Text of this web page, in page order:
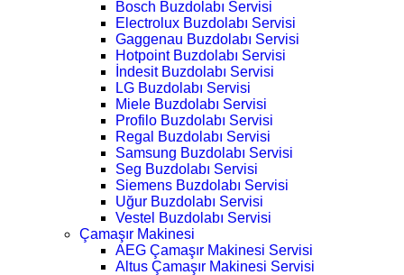
Bosch Buzdolabı Servisi
Electrolux Buzdolabı Servisi
Gaggenau Buzdolabı Servisi
Hotpoint Buzdolabı Servisi
İndesit Buzdolabı Servisi
LG Buzdolabı Servisi
Miele Buzdolabı Servisi
Profilo Buzdolabı Servisi
Regal Buzdolabı Servisi
Samsung Buzdolabı Servisi
Seg Buzdolabı Servisi
Siemens Buzdolabı Servisi
Uğur Buzdolabı Servisi
Vestel Buzdolabı Servisi
Çamaşır Makinesi
AEG Çamaşır Makinesi Servisi
Altus Çamaşır Makinesi Servisi